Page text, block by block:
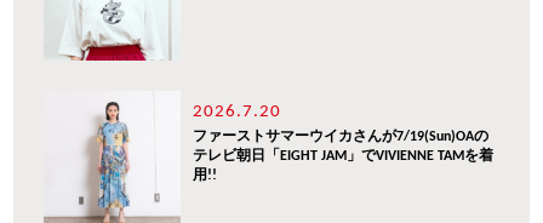
2026.7.20
ファーストサマーウイカさんが7/19(Sun)OAの
テレビ朝日「EIGHT JAM」でVIVIENNE TAMを着
用!!